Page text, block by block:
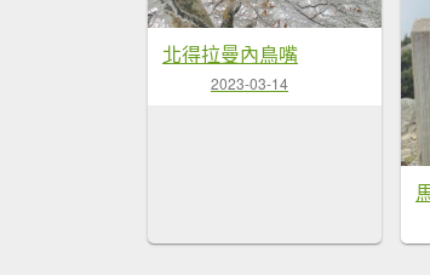
北得拉曼內鳥嘴
2023-03-14